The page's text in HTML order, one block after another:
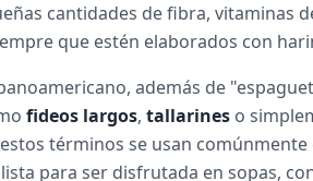
cantidades de fibra, vitaminas
que estén elaborados con
además de
fideos largos, tallarineso
términos se usan
para ser disfrutada en sopas,